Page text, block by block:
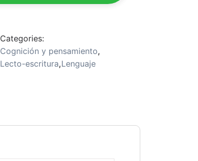
Categories:
Cognición y pensamiento,
Lecto-escritura,Lenguaje